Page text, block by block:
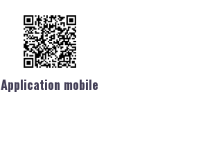
Application mobile